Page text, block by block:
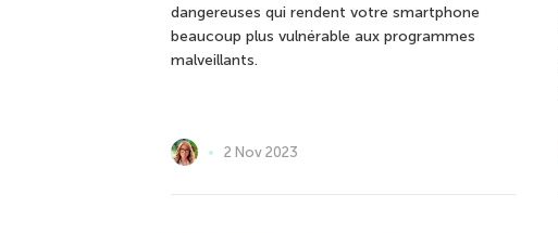
dangereuses qui rendent votre smartphone
beaucoup plus vulnérable aux programmes
malveillants.
2 Nov 2023